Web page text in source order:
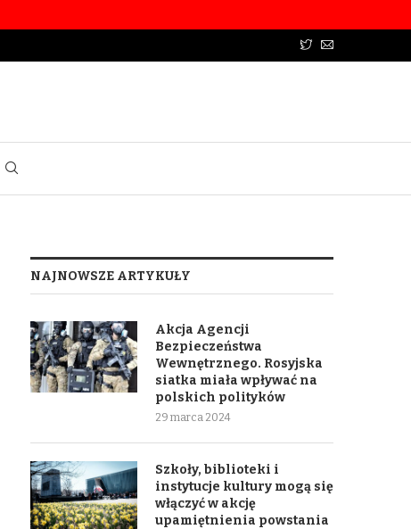
NAJNOWSZE ARTYKUŁY
Akcja Agencji
Bezpieczeństwa
Wewnętrznego. Rosyjska
siatka miała wpływać na
polskich polityków
29 marca 2024
Szkoły, biblioteki i
instytucje kultury mogą się
włączyć w akcję
upamiętnienia powstania